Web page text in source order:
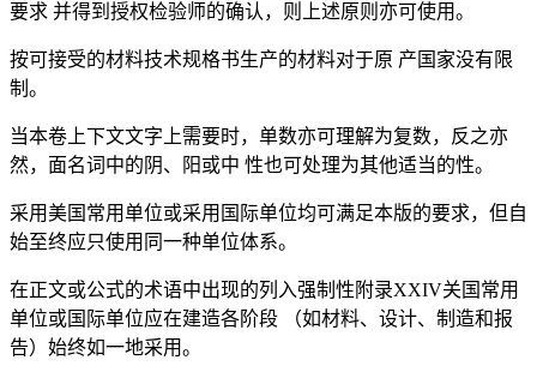
要求 并得到授权检验师的确认，则上述原则亦可使用。
按可接受的材料技术规格书生产的材料对于原 产国家没有限
制。
当本卷上下文文字上需要时，单数亦可理解为复数，反之亦
然，面名词中的阴、阳或中 性也可处理为其他适当的性。
采用美国常用单位或采用国际单位均可满足本版的要求，但自
始至终应只使用同一种单位体系。
在正文或公式的术语中出现的列入强制性附录XXIV关国常用
单位或国际单位应在建造各阶段 （如材料、设计、制造和报
告）始终如一地采用。